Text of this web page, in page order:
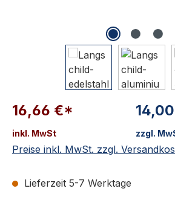
16,66 €*
inkl. MwSt zzgl.
Preise inkl. MwSt. zzgl.
Lieferzeit 5-7 Werktage